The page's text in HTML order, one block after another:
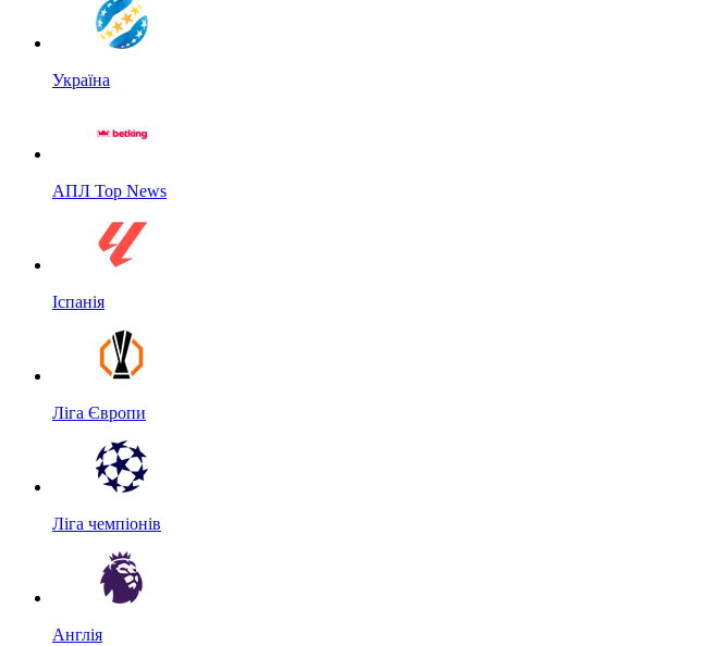
Україна
АПЛ Top News
Іспанія
Ліга Європи
Ліга чемпіонів
Англія